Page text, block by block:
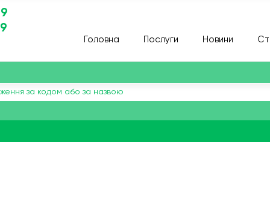
Головна Послуги Новини